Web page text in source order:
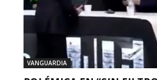
VANGUARDIA